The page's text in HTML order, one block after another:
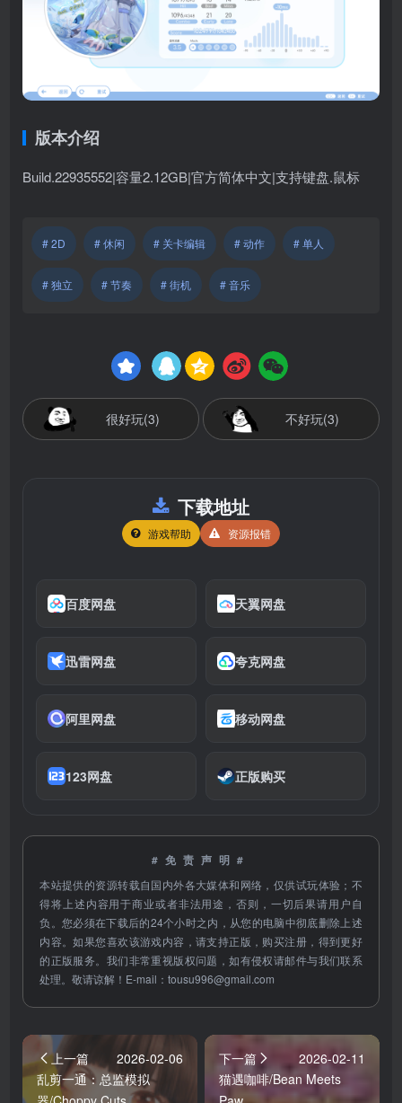
版本介绍
Build.22935552|容量2.12GB|官方简体中文|支持键盘.鼠标
# 2D # 休闲 # 关卡编辑 # 动作 # 单人
# 独立 # 节奏 # 街机 # 音乐
很好玩(3) 不好玩(3)
下载地址
游戏帮助 资源报错
百度网盘 天翼网盘
迅雷网盘 夸克网盘
阿里网盘 移动网盘
123网盘 正版购买
#免责声明#
本站提供的资源转载自国内外各大媒体和网络，仅供试玩体验；不
得将上述内容用于商业或者非法用途，否则，一切后果请用户自
负。您必须在下载后的24个小时之内，从您的电脑中彻底删除上述
内容。如果您喜欢该游戏内容，请支持正版，购买注册，得到更好
的正版服务。我们非常重视版权问题，如有侵权请邮件与我们联系
处理。敬请谅解！E-mail：tousu996@gmail.com
上一篇
2026-02-06
乱剪一通：总监模拟
下一篇
2026-02-11
猫遇咖啡/Bean Meets